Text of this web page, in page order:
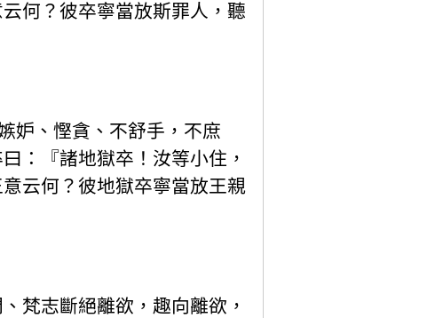
何？彼卒寧當放斯罪人，聽
妒、慳貪、不舒手，不庶
：『諸地獄卒！汝等小住，
云何？彼地獄卒寧當放王親
梵志斷絕離欲，趣向離欲，